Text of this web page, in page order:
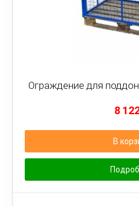
Ограждение для
8
В